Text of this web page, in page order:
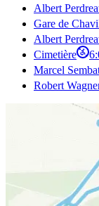
Albert
Gare de
Albert
Cimetière
Marcel
Robert